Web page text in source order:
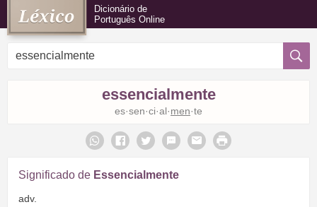
Dicionário de
Português Online
essencialmente
es·sen·ci·al·men·te
Significado de Essencialmente
adv.